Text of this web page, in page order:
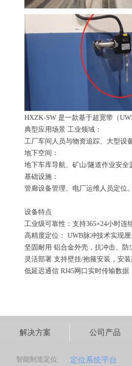
HXZK-SW 是一款基于超宽带（
典型应用场景 工业领域：
工厂车间人员与物资追踪、大型设
地下空间：
地下车库导航、矿山/隧道作业安全
基础设施：
管廊设备管理、电厂运维人员定位。
设备特点
工业级可靠性：支持365×24小时
高精度定位： UWB脉冲技术实现
坚固耐用 铝合金外壳，抗冲击、
灵活部署 支持壁挂/抱箍安装，安
低延迟通信 RJ45网口实时传输数据
解决方案 公司产品
定位系统平台
智能制造定位